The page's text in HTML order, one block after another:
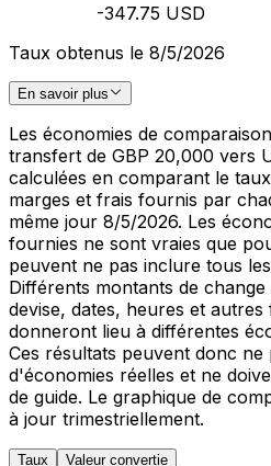
-347.75 USD
Taux obtenus le 8/5/2026
En savoir plus
Les économies de
transfert de GBP 20,000 vers
calculées en comparant le
marges et frais fournis par
même jour 8/5/2026. Les
fournies ne sont vraies que
peuvent ne pas inclure tous
Différents montants de change
devise, dates, heures et autres
donneront lieu à différentes
Ces résultats peuvent donc ne
d'économies réelles et ne
de guide. Le graphique de
à jour trimestriellement.
Taux Valeur convertie